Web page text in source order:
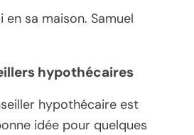
en sa maison. Samuel
hypothécaires
hypothécaire est
idée pour quelques